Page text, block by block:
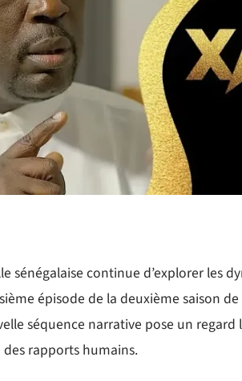
sénégalaise continue d’explorer les
épisode de la deuxième saison de
séquence narrative pose un
rapports humains.